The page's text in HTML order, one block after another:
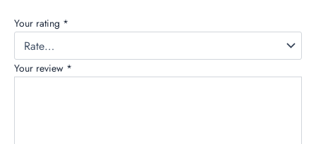
Your rating *
Your review *